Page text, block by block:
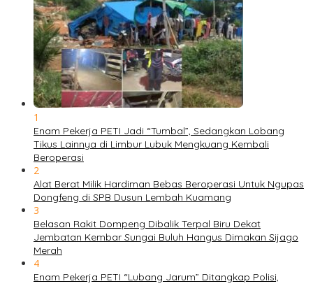
1
Enam Pekerja PETI Jadi “Tumbal”, Sedangkan Lobang
Tikus Lainnya di Limbur Lubuk Mengkuang Kembali
Beroperasi
2
Alat Berat Milik Hardiman Bebas Beroperasi Untuk Ngupas
Dongfeng di SPB Dusun Lembah Kuamang
3
Belasan Rakit Dompeng Dibalik Terpal Biru Dekat
Jembatan Kembar Sungai Buluh Hangus Dimakan Sijago
Merah
4
Enam Pekerja PETI “Lubang Jarum” Ditangkap Polisi,